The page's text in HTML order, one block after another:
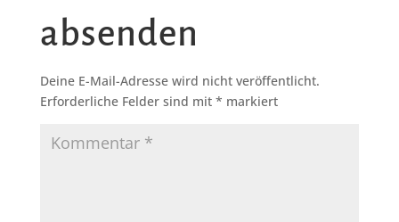
absenden
Deine E-Mail-Adresse wird nicht veröffentlicht.
Erforderliche Felder sind mit * markiert